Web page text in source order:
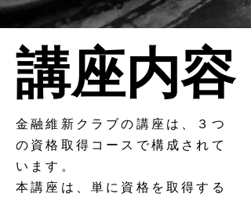
講座内容
講座内容
金融維新クラブの講座は、３つ
の資格取得コースで構成されて
います。
本講座は、単に資格を取得する